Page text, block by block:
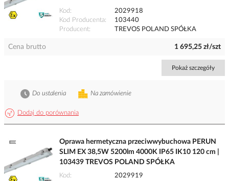
Kod
2029918
Kod Producenta
103440
Producent
TREVOS POLAND SPÓŁKA
Cena brutto 1 695,25 zł/szt
Pokaż szczegóły
Dodaj do porównania
Na zamówienie
Do ustalenia
Oprawa hermetyczna przeciwwybuchowa PERUN
SLIM EX 38,5W 5200lm 4000K IP65 IK10 120 cm |
103439 TREVOS POLAND SPÓŁKA
Kod
2029919